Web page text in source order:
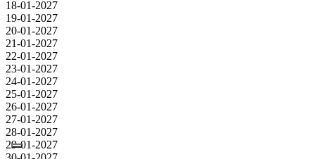
18-01-2027
19-01-2027
20-01-2027
21-01-2027
22-01-2027
23-01-2027
24-01-2027
25-01-2027
26-01-2027
27-01-2027
28-01-2027
29-01-2027